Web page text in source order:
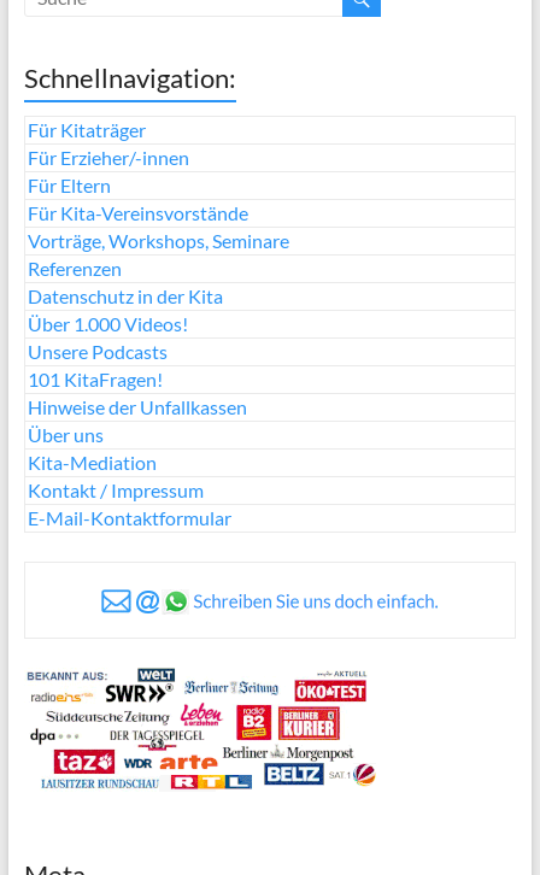
Schnellnavigation:
Für Kitaträger
Für Erzieher/-innen
Für Eltern
Für Kita-Vereinsvorstände
Vorträge, Workshops, Seminare
Referenzen
Datenschutz in der Kita
Über 1.000 Videos!
Unsere Podcasts
101 KitaFragen!
Hinweise der Unfallkassen
Über uns
Kita-Mediation
Kontakt / Impressum
E-Mail-Kontaktformular